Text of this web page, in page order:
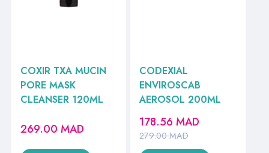
COXIR TXA MUCIN
PORE MASK
CLEANSER 120ML
269.00 MAD
CODEXIAL
ENVIROSCAB
AEROSOL 200ML
279.00MAD
178.56MAD